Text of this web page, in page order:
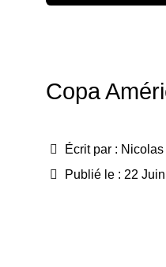
Copa
Écrit par :
Publié le : 22